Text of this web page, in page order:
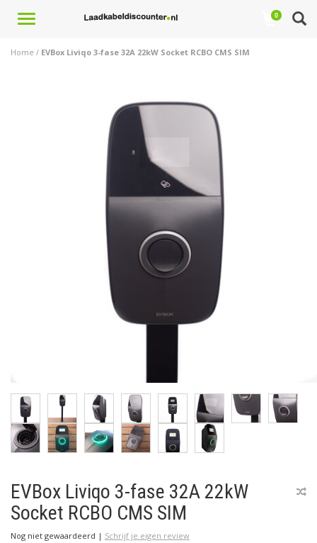
Toggle
0
Home / EVBox Liviqo 3-fase 32A 22kW Socket RCBO CMS SIM
EVBox Liviqo 3-fase 32A 22kW
Socket RCBO CMS SIM
Nog niet gewaardeerd | Schrijf je eigen review